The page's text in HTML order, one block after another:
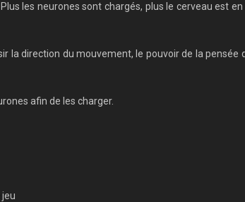
les neurones sont chargés, plus le cerveau est
la direction du mouvement, le pouvoir de la
afin de les charger.